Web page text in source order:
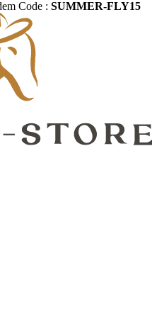
Code : SUMMER-FLY15